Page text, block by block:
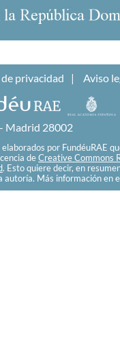
privacidad Aviso
Madrid 28002
por FundéuRAE
de Creative Commons
. Esto quiere decir, en
Más información en